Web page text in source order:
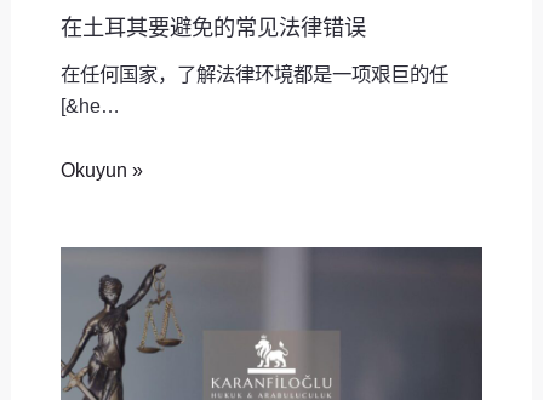
在土耳其要避免的常见法律错误
在任何国家，了解法律环境都是一项艰巨的任
[&he…
Okuyun »